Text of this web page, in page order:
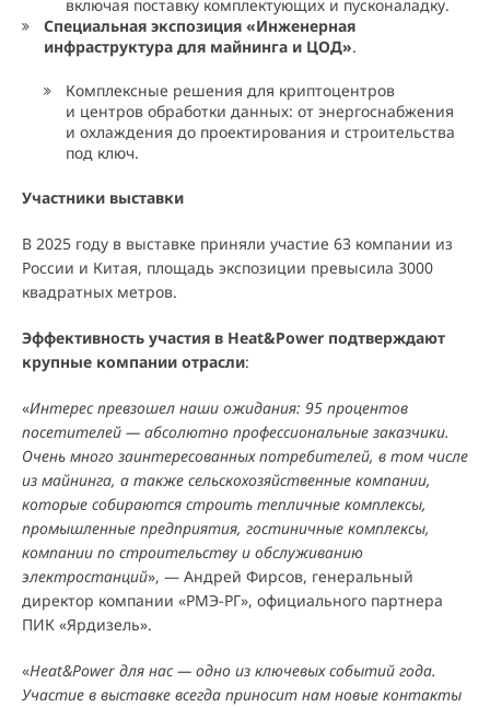
включая поставку комплектующих и пусконаладку.
Специальная экспозиция «Инженерная
инфраструктура для майнинга и ЦОД».
Комплексные решения для криптоцентров
и центров обработки данных: от энергоснабжения
и охлаждения до проектирования и строительства
под ключ.
Участники выставки
В 2025 году в выставке приняли участие 63 компании из
России и Китая, площадь экспозиции превысила 3000
квадратных метров.
Эффективность участия в Heat&Power подтверждают
крупные компании отрасли:
«Интерес превзошел наши ожидания: 95 процентов
посетителей — абсолютно профессиональные заказчики.
Очень много заинтересованных потребителей, в том числе
из майнинга, а также сельскохозяйственные компании,
которые собираются строить тепличные комплексы,
промышленные предприятия, гостиничные комплексы,
компании по строительству и обслуживанию
электростанций», — Андрей Фирсов, генеральный
директор компании «РМЭ-РГ», официального партнера
ПИК «Ярдизель».
«Heat&Power для нас — одно из ключевых событий года.
Участие в выставке всегда приносит нам новые контакты